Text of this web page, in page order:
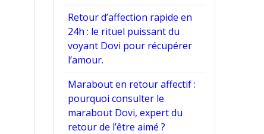
Retour d’affection rapide en
24h : le rituel puissant du
voyant Dovi pour récupérer
l’amour.
Marabout en retour affectif :
pourquoi consulter le
marabout Dovi, expert du
retour de l’être aimé ?